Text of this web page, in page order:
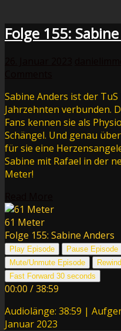
Folge 155:
Sabine Anders ist der
Jahrzehnten verbunden.
Fans kennen sie als
Schängel. Und genau
für sie eine
Sabine mit Rafael in der
Meter!
61 Meter
Folge 155: Sabine Anders
Play Episode
Pause Episode
Mute/Unmute Episode
Fast Forward 30 seconds
00:00 /38:59
Audiolänge: 38:59 |
Januar 2023